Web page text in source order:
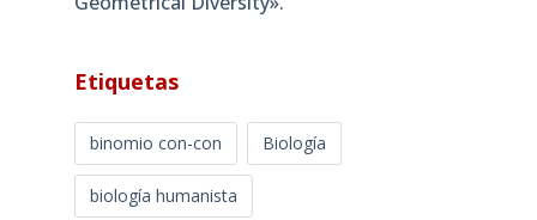
Etiquetas
binomio con-con Biología
biología humanista